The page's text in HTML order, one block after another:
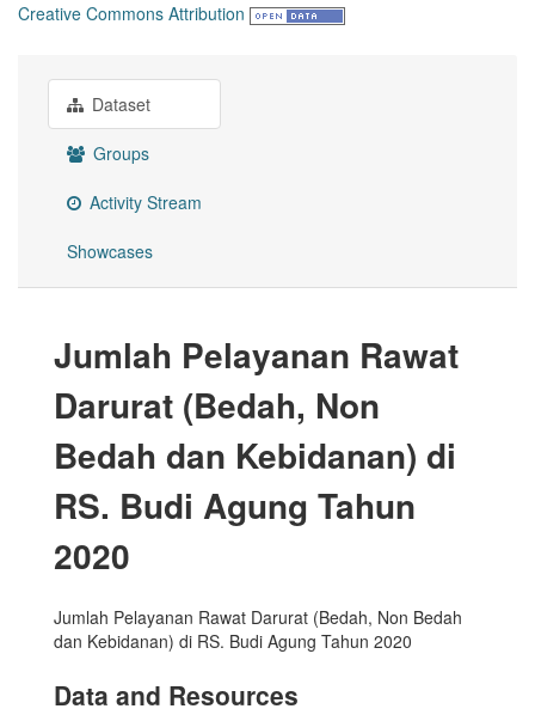
Creative Commons Attribution
Dataset
Groups
Activity Stream
Showcases
Jumlah Pelayanan Rawat
Darurat (Bedah, Non
Bedah dan Kebidanan) di
RS. Budi Agung Tahun
2020
Jumlah Pelayanan Rawat Darurat (Bedah, Non Bedah
dan Kebidanan) di RS. Budi Agung Tahun 2020
Data and Resources